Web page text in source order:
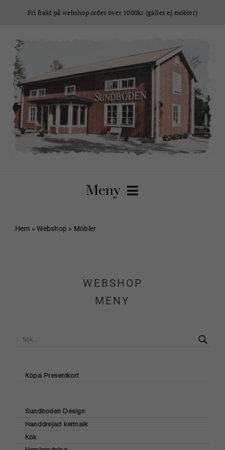
Fri frakt på webshop order över 1000kr (gäller ej möbler)
Meny
Hem
Schakt & Svets
Kundvagn
Hem »Webshop » Möbler
WEBSHOP
MENY
Köpa Presentkort
Sundboden Design
Glasunderlägg
Brickor
Handdrejad kermaik
Kök